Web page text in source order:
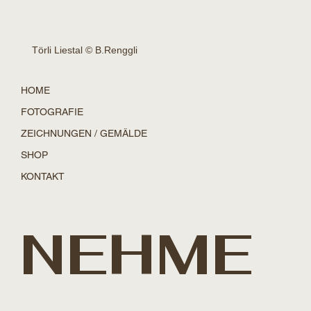
NEHME
Törli Liestal © B.Renggli
HOME
FOTOGRAFIE
ZEICHNUNGEN / GEMÄLDE
SHOP
KONTAKT